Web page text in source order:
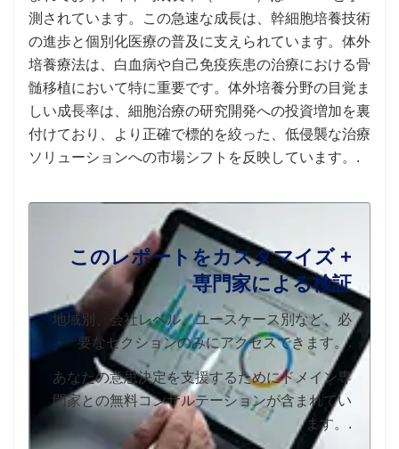
測されています。この急速な成長は、幹細胞培養技術
の進歩と個別化医療の普及に支えられています。体外
培養療法は、白血病や自己免疫疾患の治療における骨
髄移植において特に重要です。体外培養分野の目覚ま
しい成長率は、細胞治療の研究開発への投資増加を裏
付けており、より正確で標的を絞った、低侵襲な治療
ソリューションへの市場シフトを反映しています。.
このレポートをカスタマイズ +
専門家による検証
地域別、会社レベル、ユースケース別など、必
要なセクションのみにアクセスできます。.
あなたの意思決定を支援するためにドメイン専
門家との無料コンサルテーションが含まれてい
ます。.